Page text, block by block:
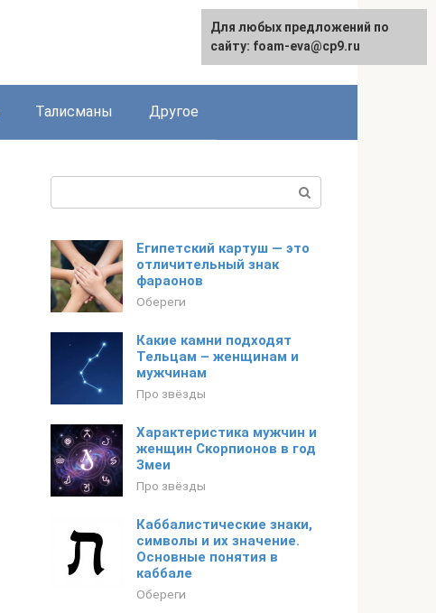
Талисманы Другое
Египетский картуш — это
отличительный знак
фараонов
Обереги
Какие камни подходят
Тельцам – женщинам и
мужчинам
Про звёзды
Характеристика мужчин и
женщин Скорпионов в год
Змеи
Про звёзды
Каббалистические знаки,
символы и их значение.
Основные понятия в
каббале
Обереги
Для любых предложений по
сайту: foam-eva@cp9.ru